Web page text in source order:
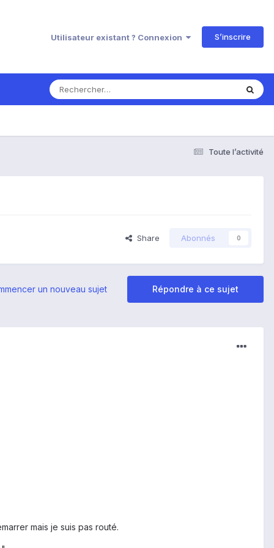
Utilisateur existant ? Connexion S’inscrire
Toute l’activité
Share Abonnés 0
Répondre à ce sujet
un nouveau sujet
mais je suis pas routé.